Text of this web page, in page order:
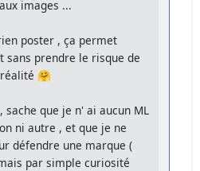
images ...
poster , ça permet
sans prendre le risque de
🤗
sache que je n' ai aucun ML
ni autre , et que je ne
défendre une marque (
par simple curiosité